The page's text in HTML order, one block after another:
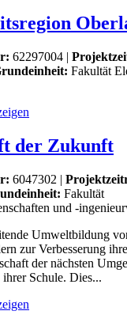
62297004 |
Fakultät
der Zukunft
6047302 |
Fakultät
und -
Umweltbildung
zur Verbesserung
der nächsten
Schule. Dies...